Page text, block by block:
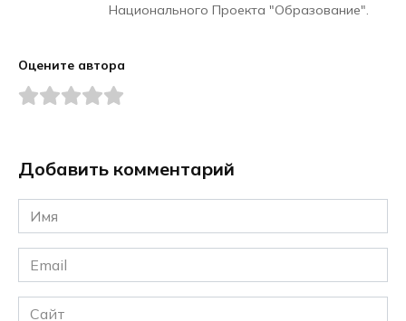
Национального Проекта "Образование".
Оцените автора
Добавить комментарий
Имя
*
Email
*
Сайт